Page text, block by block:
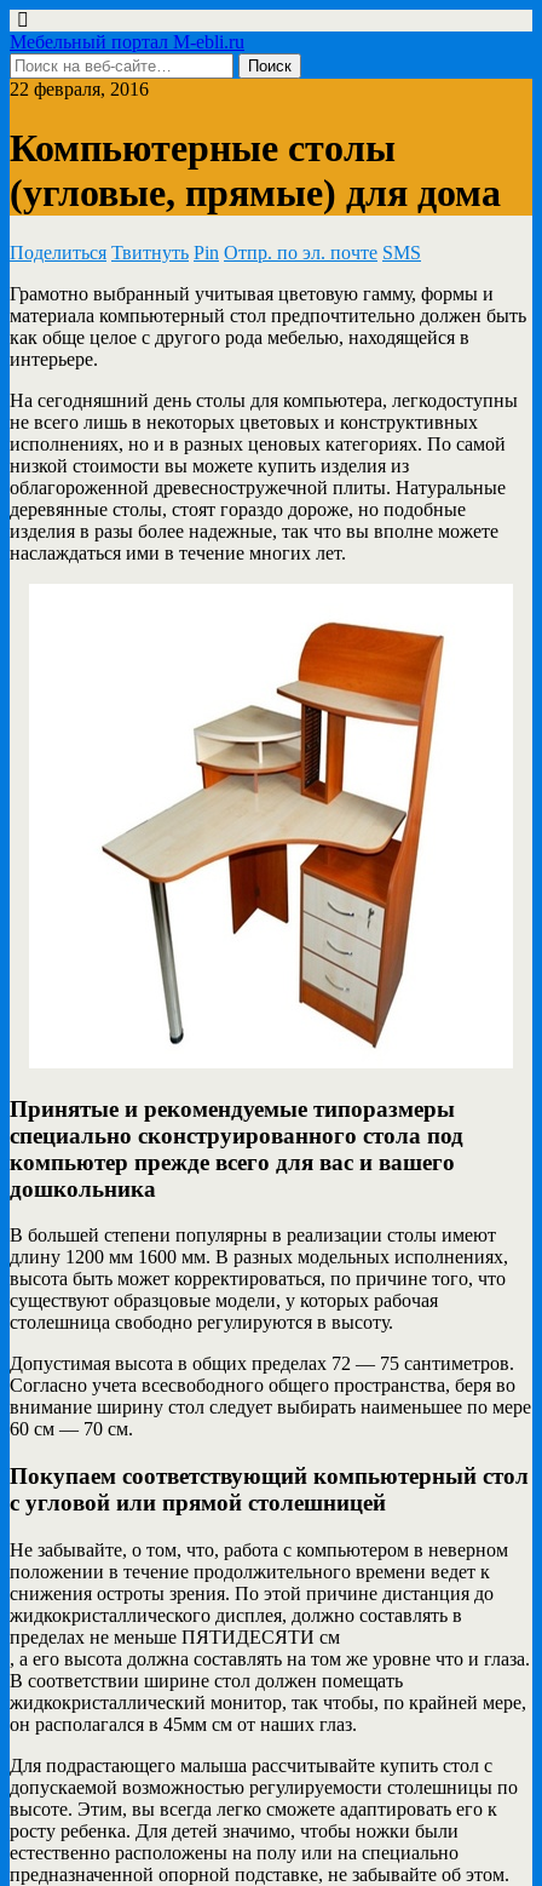
Мебельный портал M-ebli.ru
22 февраля, 2016
Компьютерные столы
(угловые, прямые) для дома
Поделиться Твитнуть Pin Отпр. по эл. почте SMS
Грамотно выбранный учитывая цветовую гамму, формы и
материала компьютерный стол предпочтительно должен быть
как обще целое с другого рода мебелью, находящейся в
интерьере.
На сегодняшний день столы для компьютера, легкодоступны
не всего лишь в некоторых цветовых и конструктивных
исполнениях, но и в разных ценовых категориях. По самой
низкой стоимости вы можете купить изделия из
облагороженной древесностружечной плиты. Натуральные
деревянные столы, стоят гораздо дороже, но подобные
изделия в разы более надежные, так что вы вполне можете
наслаждаться ими в течение многих лет.
Принятые и рекомендуемые типоразмеры
специально сконструированного стола под
компьютер прежде всего для вас и вашего
дошкольника
В большей степени популярны в реализации столы имеют
длину 1200 мм 1600 мм. В разных модельных исполнениях,
высота быть может корректироваться, по причине того, что
существуют образцовые модели, у которых рабочая
столешница свободно регулируются в высоту.
Допустимая высота в общих пределах 72 — 75 сантиметров.
Согласно учета всесвободного общего пространства, беря во
внимание ширину стол следует выбирать наименьшее по мере
60 см — 70 см.
Покупаем соответствующий компьютерный стол
с угловой или прямой столешницей
Не забывайте, о том, что, работа с компьютером в неверном
положении в течение продолжительного времени ведет к
снижения остроты зрения. По этой причине дистанция до
жидкокристаллического дисплея, должно составлять в
пределах не меньше ПЯТИДЕСЯТИ см
, а его высота должна составлять на том же уровне что и глаза.
В соответствии ширине стол должен помещать
жидкокристаллический монитор, так чтобы, по крайней мере,
он располагался в 45мм см от наших глаз.
Для подрастающего малыша рассчитывайте купить стол с
допускаемой возможностью регулируемости столешницы по
высоте. Этим, вы всегда легко сможете адаптировать его к
росту ребенка. Для детей значимо, чтобы ножки были
естественно расположены на полу или на специально
предназначенной опорной подставке, не забывайте об этом.